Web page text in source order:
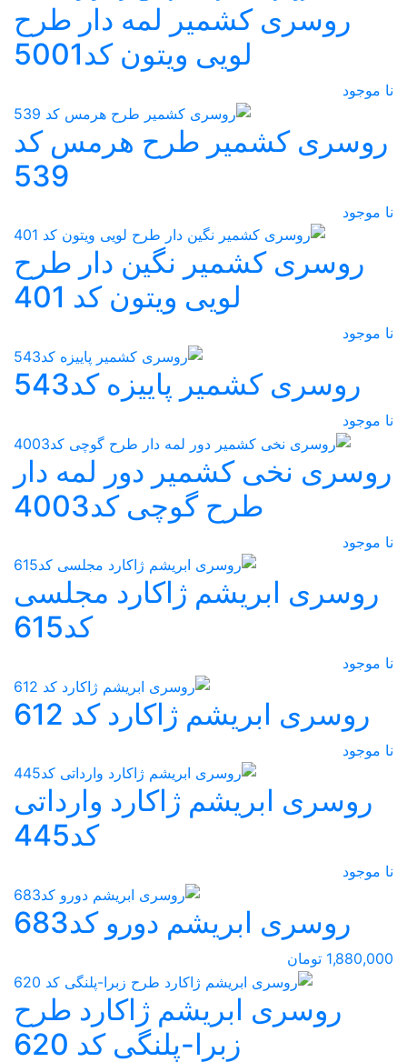
روسری کشمیر لمه دار طرح
لویی ویتون کد5001
نا موجود
روسری کشمیر طرح هرمس کد
539
نا موجود
روسری کشمیر نگین دار طرح
لویی ویتون کد 401
نا موجود
روسری کشمیر پاییزه کد543
نا موجود
روسری نخی کشمیر دور لمه دار
طرح گوچی کد4003
نا موجود
روسری ابریشم ژاکارد مجلسی
کد615
نا موجود
روسری ابریشم ژاکارد کد 612
نا موجود
روسری ابریشم ژاکارد وارداتی
کد445
نا موجود
روسری ابریشم دورو کد683
1,880,000 تومان
روسری ابریشم ژاکارد طرح
زبرا-پلنگی کد 620